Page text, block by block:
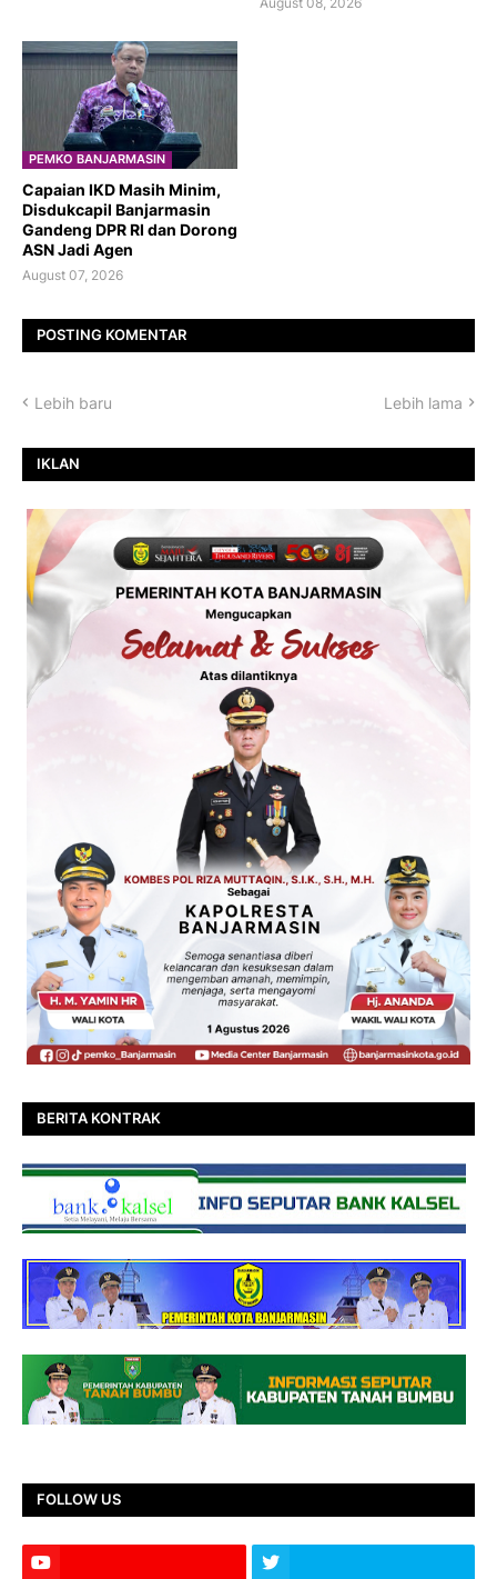
PEMKO BANJARMASIN
Capaian IKD Masih Minim,
Disdukcapil Banjarmasin
Gandeng DPR RI dan Dorong
ASN Jadi Agen
August 07, 2026
POSTING KOMENTAR
Lebih baru Lebih lama
IKLAN
BERITA KONTRAK
FOLLOW US